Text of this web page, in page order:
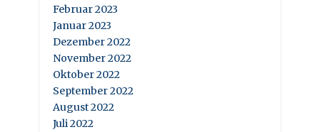
Februar 2023
Januar 2023
Dezember 2022
November 2022
Oktober 2022
September 2022
August 2022
Juli 2022